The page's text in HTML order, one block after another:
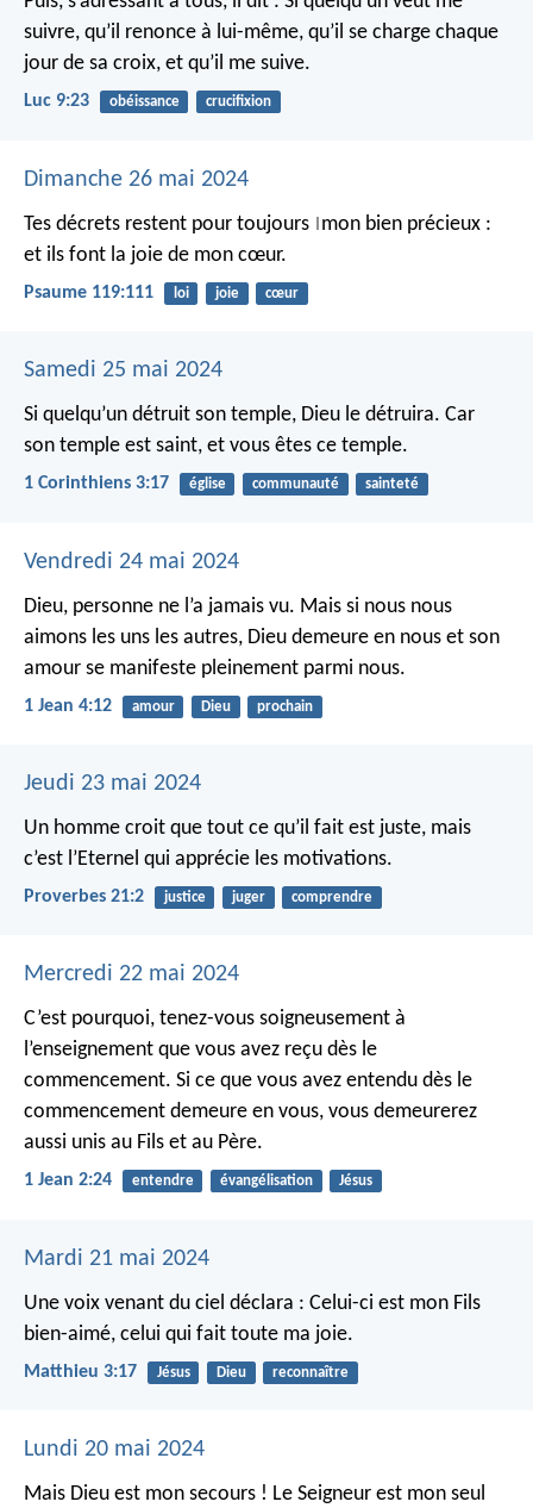
suivre, qu’il renonce à lui-même, qu’il se charge chaque
jour de sa croix, et qu’il me suive.
Luc 9:23 obéissance crucifixion
Dimanche 26 mai 2024
Tes décrets restent pour toujours mon bien précieux :
et ils font la joie de mon cœur.
Psaume 119:111 loi joie cœur
Samedi 25 mai 2024
Si quelqu’un détruit son temple, Dieu le détruira. Car
son temple est saint, et vous êtes ce temple.
1 Corinthiens 3:17 église communauté sainteté
Vendredi 24 mai 2024
Dieu, personne ne l’a jamais vu. Mais si nous nous
aimons les uns les autres, Dieu demeure en nous et son
amour se manifeste pleinement parmi nous.
1 Jean 4:12 amour Dieu prochain
Jeudi 23 mai 2024
Un homme croit que tout ce qu’il fait est juste, mais
c’est l’Eternel qui apprécie les motivations.
Proverbes 21:2 justice juger comprendre
Mercredi 22 mai 2024
C’est pourquoi, tenez-vous soigneusement à
l’enseignement que vous avez reçu dès le
commencement. Si ce que vous avez entendu dès le
commencement demeure en vous, vous demeurerez
aussi unis au Fils et au Père.
1 Jean 2:24 entendre évangélisation Jésus
Mardi 21 mai 2024
Une voix venant du ciel déclara : Celui-ci est mon Fils
bien-aimé, celui qui fait toute ma joie.
Matthieu 3:17 Jésus Dieu reconnaître
Lundi 20 mai 2024
Mais Dieu est mon secours ! Le Seigneur est mon seul